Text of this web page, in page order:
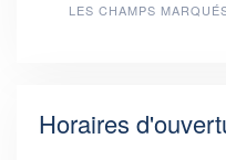
LES CHAMPS
Horaires